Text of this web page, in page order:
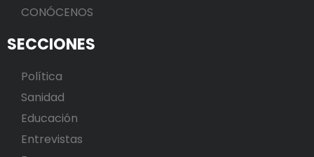
CONÓCENOS
SECCIONES
Política
Sanidad
Educación
Entrevistas